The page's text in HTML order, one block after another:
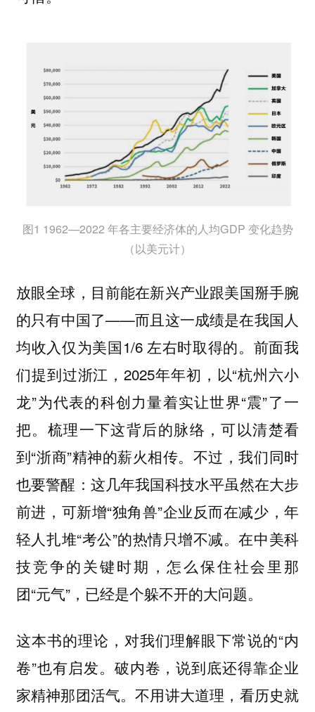
图1 1962—2022 年各主要经济体的人均GDP 变化趋势
（以美元计）
放眼全球，目前能在新兴产业跟美国掰手腕
的只有中国了——而且这一成绩是在我国人
均收入仅为美国1/6 左右时取得的。前面我
们提到过浙江，2025年年初，以“杭州六小
龙”为代表的科创力量着实让世界“震”了一
把。梳理一下这背后的脉络，可以清楚看
到“浙商”精神的薪火相传。不过，我们同时
也要警醒：这几年我国科技水平虽然在大步
前进，可新增“独角兽”企业反而在减少，年
轻人扎堆“考公”的热情只增不减。在中美科
技竞争的关键时期，怎么保住社会里那
团“元气”，已经是个躲不开的大问题。
这本书的理论，对我们理解眼下常说的“内
卷”也有启发。破内卷，说到底还得靠企业
家精神那团活气。不用讲大道理，看历史就